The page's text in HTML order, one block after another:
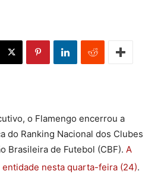
o Flamengo encerrou a
do Ranking Nacional dos Clubes
Brasileira de Futebol (CBF). A
nesta quarta-feira (24).